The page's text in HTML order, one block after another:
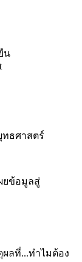
น
ธศาสตร์
ยข้อมูลสู่
ผลที่...ทำไมต้อง